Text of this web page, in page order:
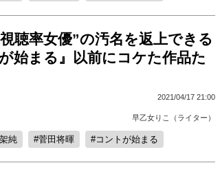
聴率女優”の汚名を返上できる
始まる』以前にコケた作品た
2021/04/17 21:00
早乙女りこ（ライター）
純 菅田将暉 コントが始まる